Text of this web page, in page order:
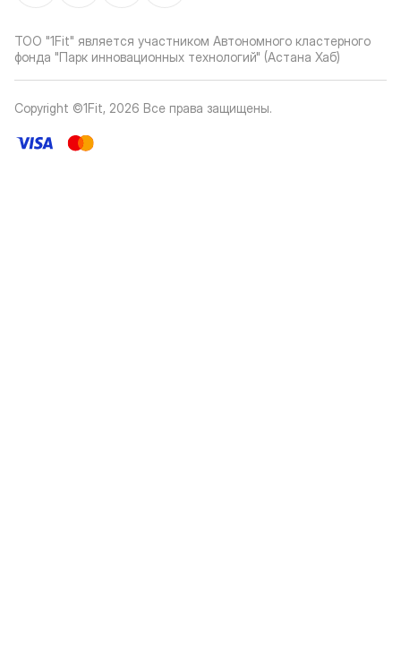
ТОО "1Fit" является участником Автономного кластерного
фонда "Парк инновационных технологий" (Астана Хаб)
Copyright ©1Fit, 2026 Все права защищены.